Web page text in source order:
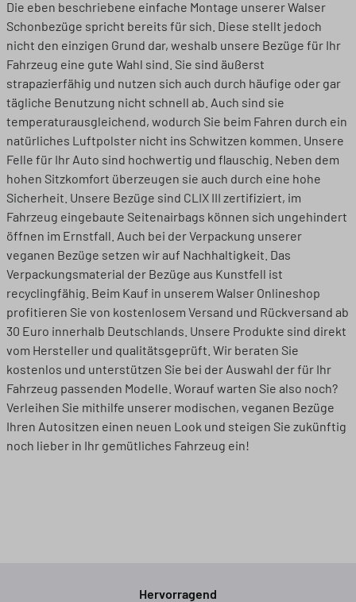
Die eben beschriebene einfache Montage unserer Walser
Schonbezüge spricht bereits für sich. Diese stellt jedoch
nicht den einzigen Grund dar, weshalb unsere Bezüge für Ihr
Fahrzeug eine gute Wahl sind. Sie sind äußerst
strapazierfähig und nutzen sich auch durch häufige oder gar
tägliche Benutzung nicht schnell ab. Auch sind sie
temperaturausgleichend, wodurch Sie beim Fahren durch ein
natürliches Luftpolster nicht ins Schwitzen kommen. Unsere
Felle für Ihr Auto sind hochwertig und flauschig. Neben dem
hohen Sitzkomfort überzeugen sie auch durch eine hohe
Sicherheit. Unsere Bezüge sind CLIX III zertifiziert, im
Fahrzeug eingebaute Seitenairbags können sich ungehindert
öffnen im Ernstfall. Auch bei der Verpackung unserer
veganen Bezüge setzen wir auf Nachhaltigkeit. Das
Verpackungsmaterial der Bezüge aus Kunstfell ist
recyclingfähig. Beim Kauf in unserem Walser Onlineshop
profitieren Sie von kostenlosem Versand und Rückversand ab
30 Euro innerhalb Deutschlands. Unsere Produkte sind direkt
vom Hersteller und qualitätsgeprüft. Wir beraten Sie
kostenlos und unterstützen Sie bei der Auswahl der für Ihr
Fahrzeug passenden Modelle. Worauf warten Sie also noch?
Verleihen Sie mithilfe unserer modischen, veganen Bezüge
Ihren Autositzen einen neuen Look und steigen Sie zukünftig
noch lieber in Ihr gemütliches Fahrzeug ein!
Hervorragend